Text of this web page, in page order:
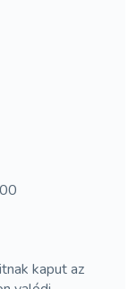
kaput az